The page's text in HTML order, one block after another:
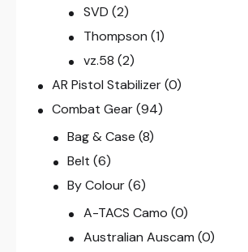
SVD (2)
Thompson (1)
vz.58 (2)
AR Pistol Stabilizer(0)
Combat Gear(94)
Bag & Case (8)
Belt (6)
By Colour (6)
A-TACS Camo (0)
Australian Auscam (0)